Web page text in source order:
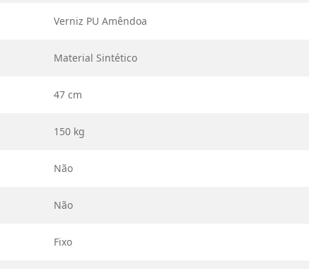
Verniz PU Amêndoa
Material Sintético
47 cm
150 kg
Não
Não
Fixo